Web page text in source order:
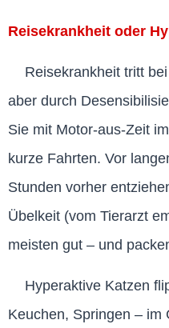
Reisekrankheit oder
Reisekrankheit tritt
aber durch
Sie mit Motor-aus-Zeit
kurze Fahrten. Vor
Stunden vorher
Übelkeit (vom Tierarzt
meisten gut – und
Hyperaktive Katzen
Keuchen, Springen – im